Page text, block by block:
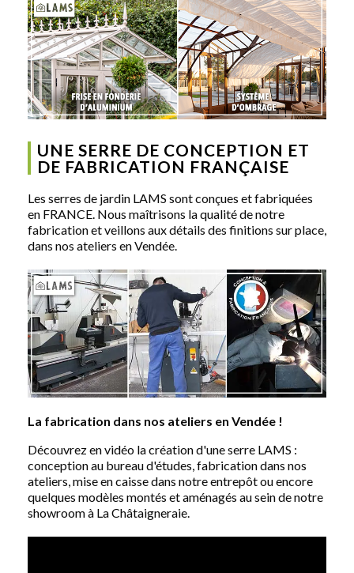
UNE SERRE DE CONCEPTION ET
DE FABRICATION FRANÇAISE
Les serres de jardin LAMS sont conçues et fabriquées
en FRANCE. Nous maîtrisons la qualité de notre
fabrication et veillons aux détails des finitions sur place,
dans nos ateliers en Vendée.
La fabrication dans nos ateliers en Vendée !
Découvrez en vidéo la création d'une serre LAMS :
conception au bureau d'études, fabrication dans nos
ateliers, mise en caisse dans notre entrepôt ou encore
quelques modèles montés et aménagés au sein de notre
showroom à La Châtaigneraie.